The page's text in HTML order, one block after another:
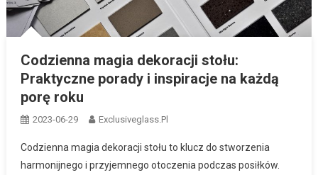
Codzienna magia dekoracji stołu:
Praktyczne porady i inspiracje na każdą
porę roku
2023-06-29 Exclusiveglass.pl
Codzienna magia dekoracji stołu to klucz do stworzenia
harmonijnego i przyjemnego otoczenia podczas posiłków.